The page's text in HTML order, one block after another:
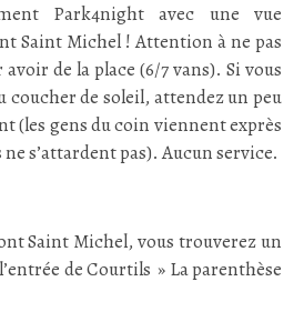
Park4night avec une vue
Saint Michel ! Attention à ne pas
de la place (6/7 vans). Si vous
de soleil, attendez un peu
(les gens du coin viennent exprès
s’attardent pas). Aucun service.
Saint Michel, vous trouverez un
de Courtils » La parenthèse